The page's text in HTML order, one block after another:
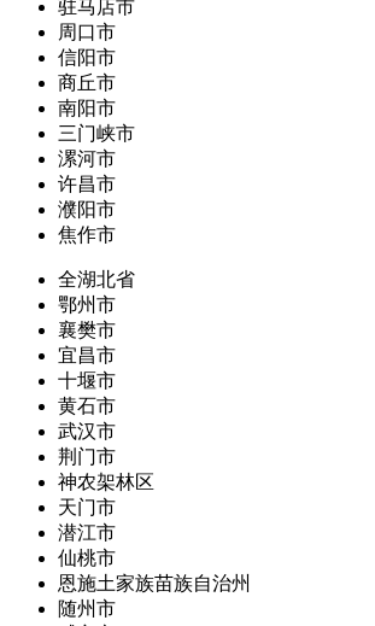
驻马店市
周口市
信阳市
商丘市
南阳市
三门峡市
漯河市
许昌市
濮阳市
焦作市
全湖北省
鄂州市
襄樊市
宜昌市
十堰市
黄石市
武汉市
荆门市
神农架林区
天门市
潜江市
仙桃市
恩施土家族苗族自治州
随州市